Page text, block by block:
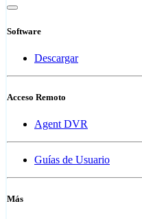
Software
Descargar
Acceso Remoto
Agent DVR
Guías de Usuario
Más